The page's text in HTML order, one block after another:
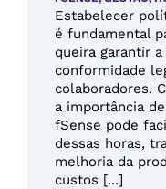
Estabelecer
é fundamental
queira garantir
conformidade
colaboradores.
a importância
fSense pode
dessas horas,
melhoria da
custos [...]